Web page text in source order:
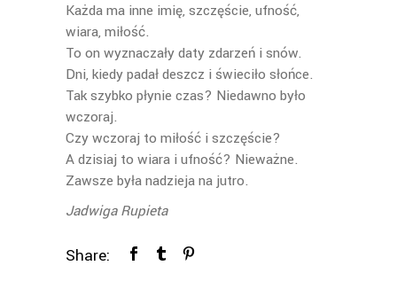
Każda ma inne imię, szczęście, ufność,
wiara, miłość.
To on wyznaczały daty zdarzeń i snów.
Dni, kiedy padał deszcz i świeciło słońce.
Tak szybko płynie czas? Niedawno było
wczoraj.
Czy wczoraj to miłość i szczęście?
A dzisiaj to wiara i ufność? Nieważne.
Zawsze była nadzieja na jutro.
Jadwiga Rupieta
Share: